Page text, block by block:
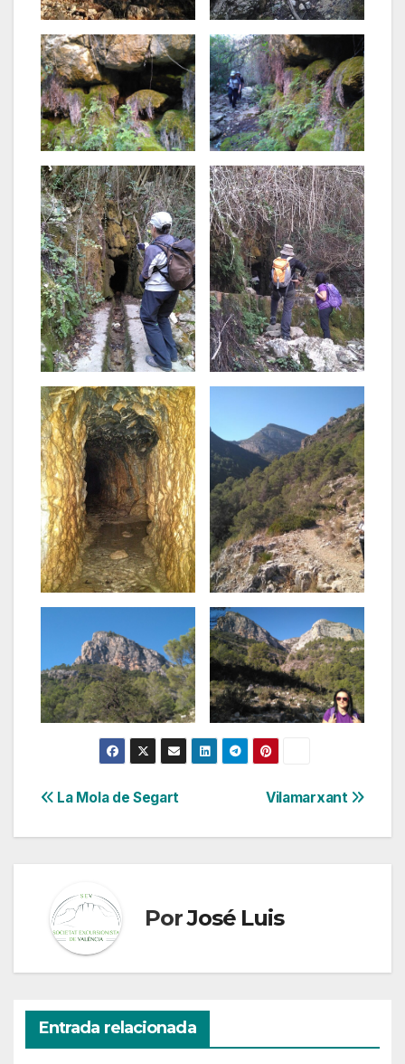
Navegación
de
Vilamarxant
La Mola de Segart
PorJosé Luis
Entrada relacionada